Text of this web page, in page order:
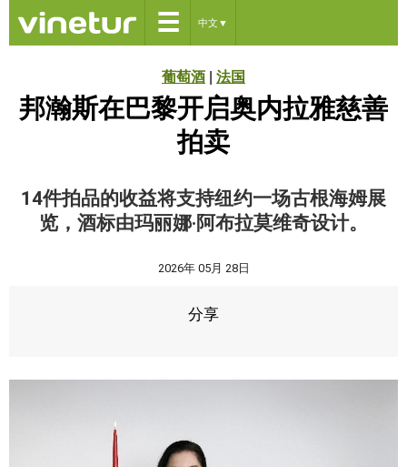
☰ 中文 ▼
葡萄酒 法国
邦瀚斯在巴黎开启奥内拉雅慈善
拍卖
14件拍品的收益将支持纽约一场古根海姆展
览，酒标由玛丽娜·阿布拉莫维奇设计。
2026年 05月 28日
分享